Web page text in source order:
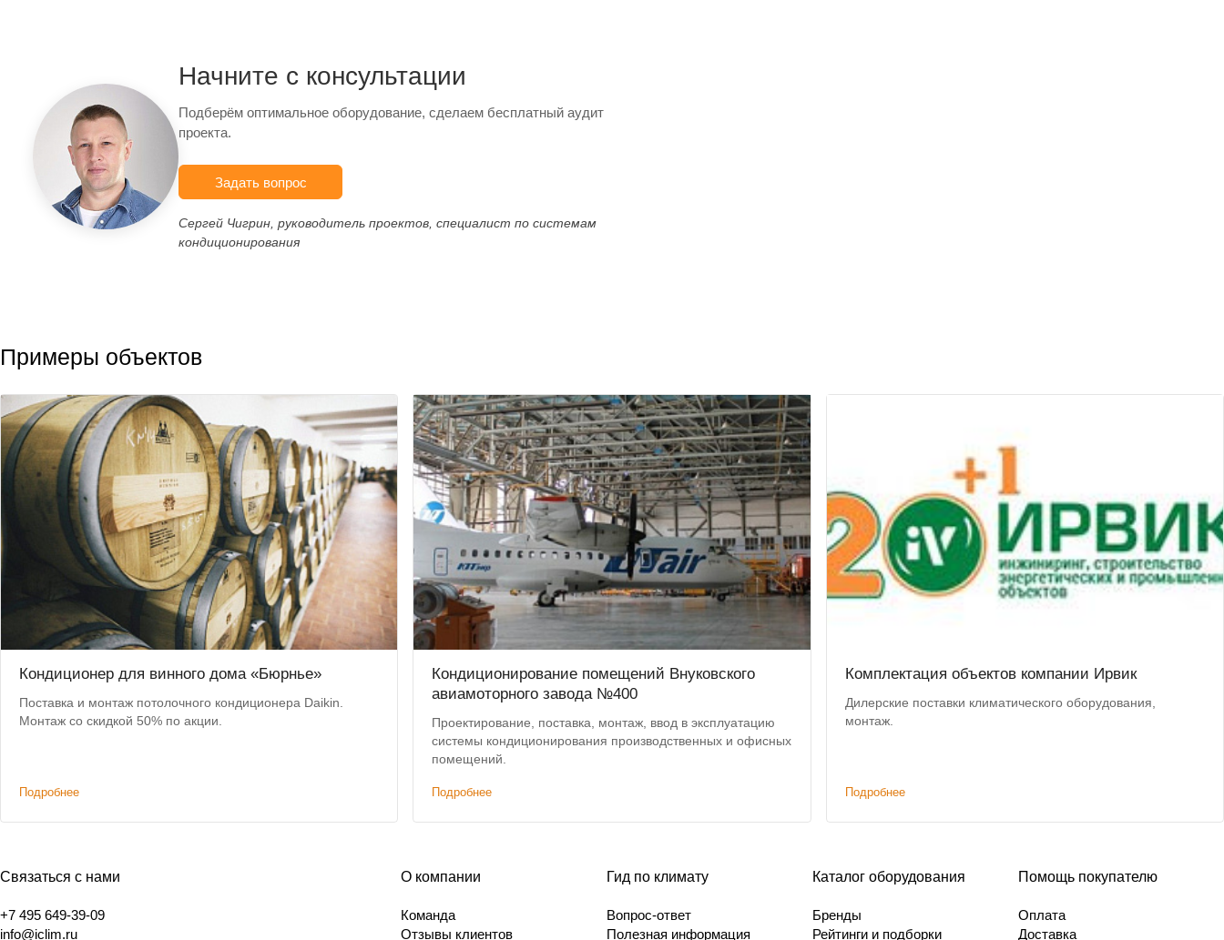
Начните с консультации
Подберём оптимальное оборудование, сделаем бесплатный аудит
проекта.
Задать вопрос
Сергей Чигрин, руководитель проектов, специалист по системам
кондиционирования
Примеры объектов
Кондиционер для винного дома «Бюрнье»
Поставка и монтаж потолочного кондиционера Daikin.
Монтаж со скидкой 50% по акции.
Подробнее
Кондиционирование помещений Внуковского
авиамоторного завода №400
Проектирование, поставка, монтаж, ввод в эксплуатацию
системы кондиционирования производственных и офисных
помещений.
Подробнее
Комплектация объектов компании Ирвик
Дилерские поставки климатического оборудования,
монтаж.
Подробнее
Связаться с нами
+7 495 649-39-09
info@iclim.ru
О компании
Команда
Отзывы клиентов
Гид по климату
Вопрос-ответ
Полезная информация
Каталог оборудования
Бренды
Рейтинги и подборки
Помощь покупателю
Оплата
Доставка